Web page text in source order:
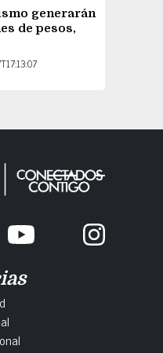
generarán
de pesos,